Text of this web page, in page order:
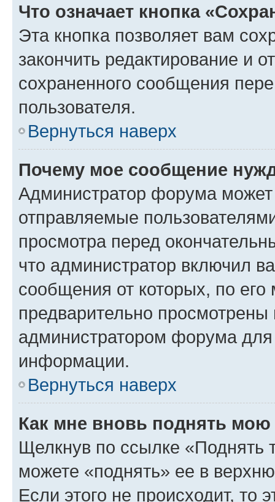
Что означает кнопка
Эта кнопка позволяет вам
закончить редактирование и
сохраненного сообщения
пользователя.
Вернуться наверх
Почему мое сообщение
Администратор форума
отправляемые
просмотра перед
что администратор включил
сообщения от которых, по
предварительно
администратором форума
информации.
Вернуться наверх
Как мне вновь поднять мою
Щелкнув по ссылке «Поднять
можете «поднять» ее в
Если этого не происходит, то